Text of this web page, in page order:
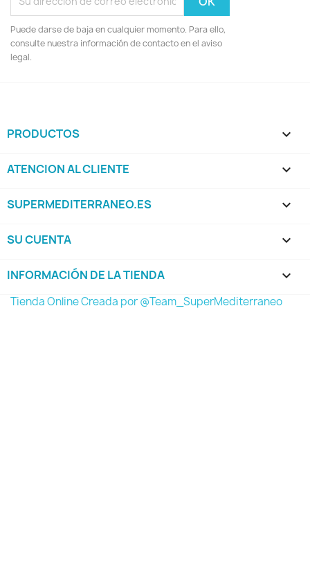
Puede darse de baja en cualquier momento. Para ello,
consulte nuestra información de contacto en el aviso
legal.
PRODUCTOS 
ATENCION AL CLIENTE 
SUPERMEDITERRANEO.ES 
SU CUENTA 
INFORMACIÓN DE LA TIENDA keyboard_arrow_down
Tienda Online Creada por @Team_SuperMediterraneo